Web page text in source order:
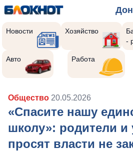
Новости Хозяйство
-
Авто Работа
Общество 20.05.2026
«Спасите нашу
школу»: родители и
просят власти не